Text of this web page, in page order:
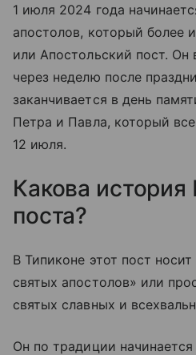
1 июля 2024 года
апостолов, который более
или Апостольский пост. Он
через неделю после
заканчивается в день
Петра и Павла, который
12 июля.
Какова история
поста?
В Типиконе этот пост
святых апостолов» или
святых славных и
Он по традиции